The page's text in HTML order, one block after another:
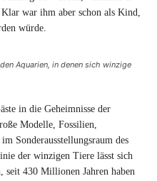
war ihm aber schon als Kind,
würde.
Aquarien, in denen sich winzige
in die Geheimnisse der
Modelle, Fossilien,
Sonderausstellungsraum des
der winzigen Tiere lässt sich
430 Millionen Jahren haben